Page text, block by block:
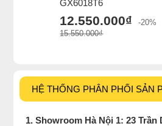
GX6018T6
12.550.000₫
-20%
15.550.000₫
HỆ THỐNG PHÂN PHỐI SẢN
1. Showroom Hà Nội 1: 23